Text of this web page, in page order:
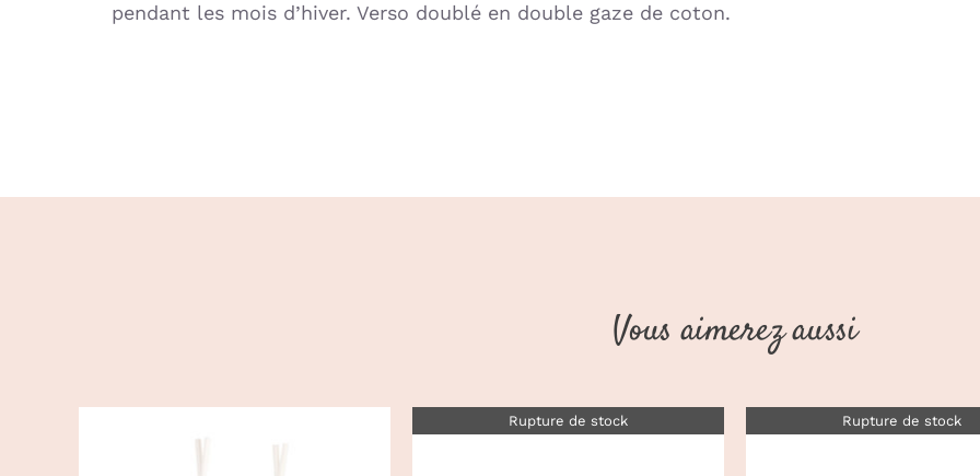
pendant les mois d’hiver. Verso doublé en double gaze de coton.
Vous aimerez aussi
Rupture de stock Rupture de stock